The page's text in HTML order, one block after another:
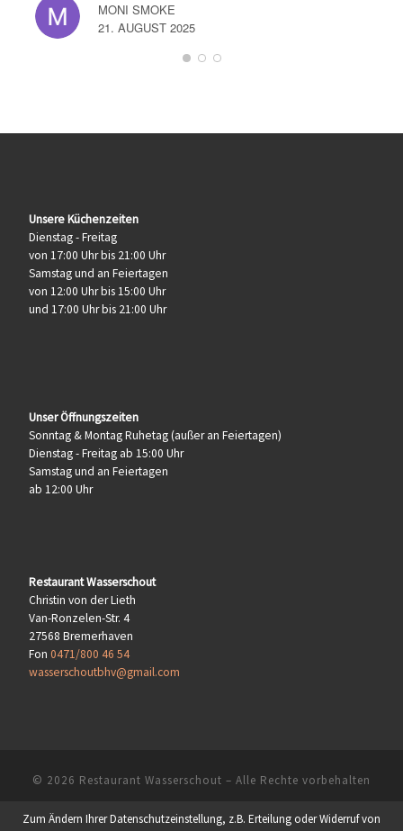
MONI SMOKE
21. AUGUST 2025
Unsere Küchenzeiten
Dienstag - Freitag
von 17:00 Uhr bis 21:00 Uhr
Samstag und an Feiertagen
von 12:00 Uhr bis 15:00 Uhr
und 17:00 Uhr bis 21:00 Uhr
Unser Öffnungszeiten
Sonntag & Montag Ruhetag (außer an Feiertagen)
Dienstag - Freitag ab 15:00 Uhr
Samstag und an Feiertagen
ab 12:00 Uhr
Restaurant Wasserschout
Christin von der Lieth
Van-Ronzelen-Str. 4
27568 Bremerhaven
Fon 0471/800 46 54
wasserschoutbhv@gmail.com
© 2026 Restaurant Wasserschout – Alle Rechte vorbehalten
Zum Ändern Ihrer Datenschutzeinstellung, z.B. Erteilung oder Widerruf von